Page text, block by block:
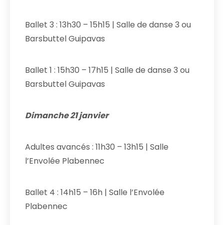
Ballet 3 : 13h30 – 15h15 | Salle de danse 3 ou
Barsbuttel Guipavas
Ballet 1 : 15h30 – 17h15 | Salle de danse 3 ou
Barsbuttel Guipavas
Dimanche 21 janvier
Adultes avancés : 11h30 – 13h15 | Salle
l’Envolée Plabennec
Ballet 4 : 14h15 – 16h | Salle l’Envolée
Plabennec